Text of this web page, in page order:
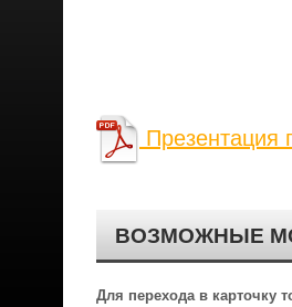
Презентация
ВОЗМОЖНЫЕ
Для перехода в карточку